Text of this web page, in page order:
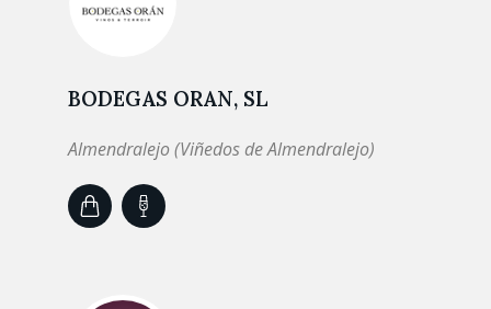
BODEGAS ORAN, SL
Almendralejo (Viñedos de Almendralejo)